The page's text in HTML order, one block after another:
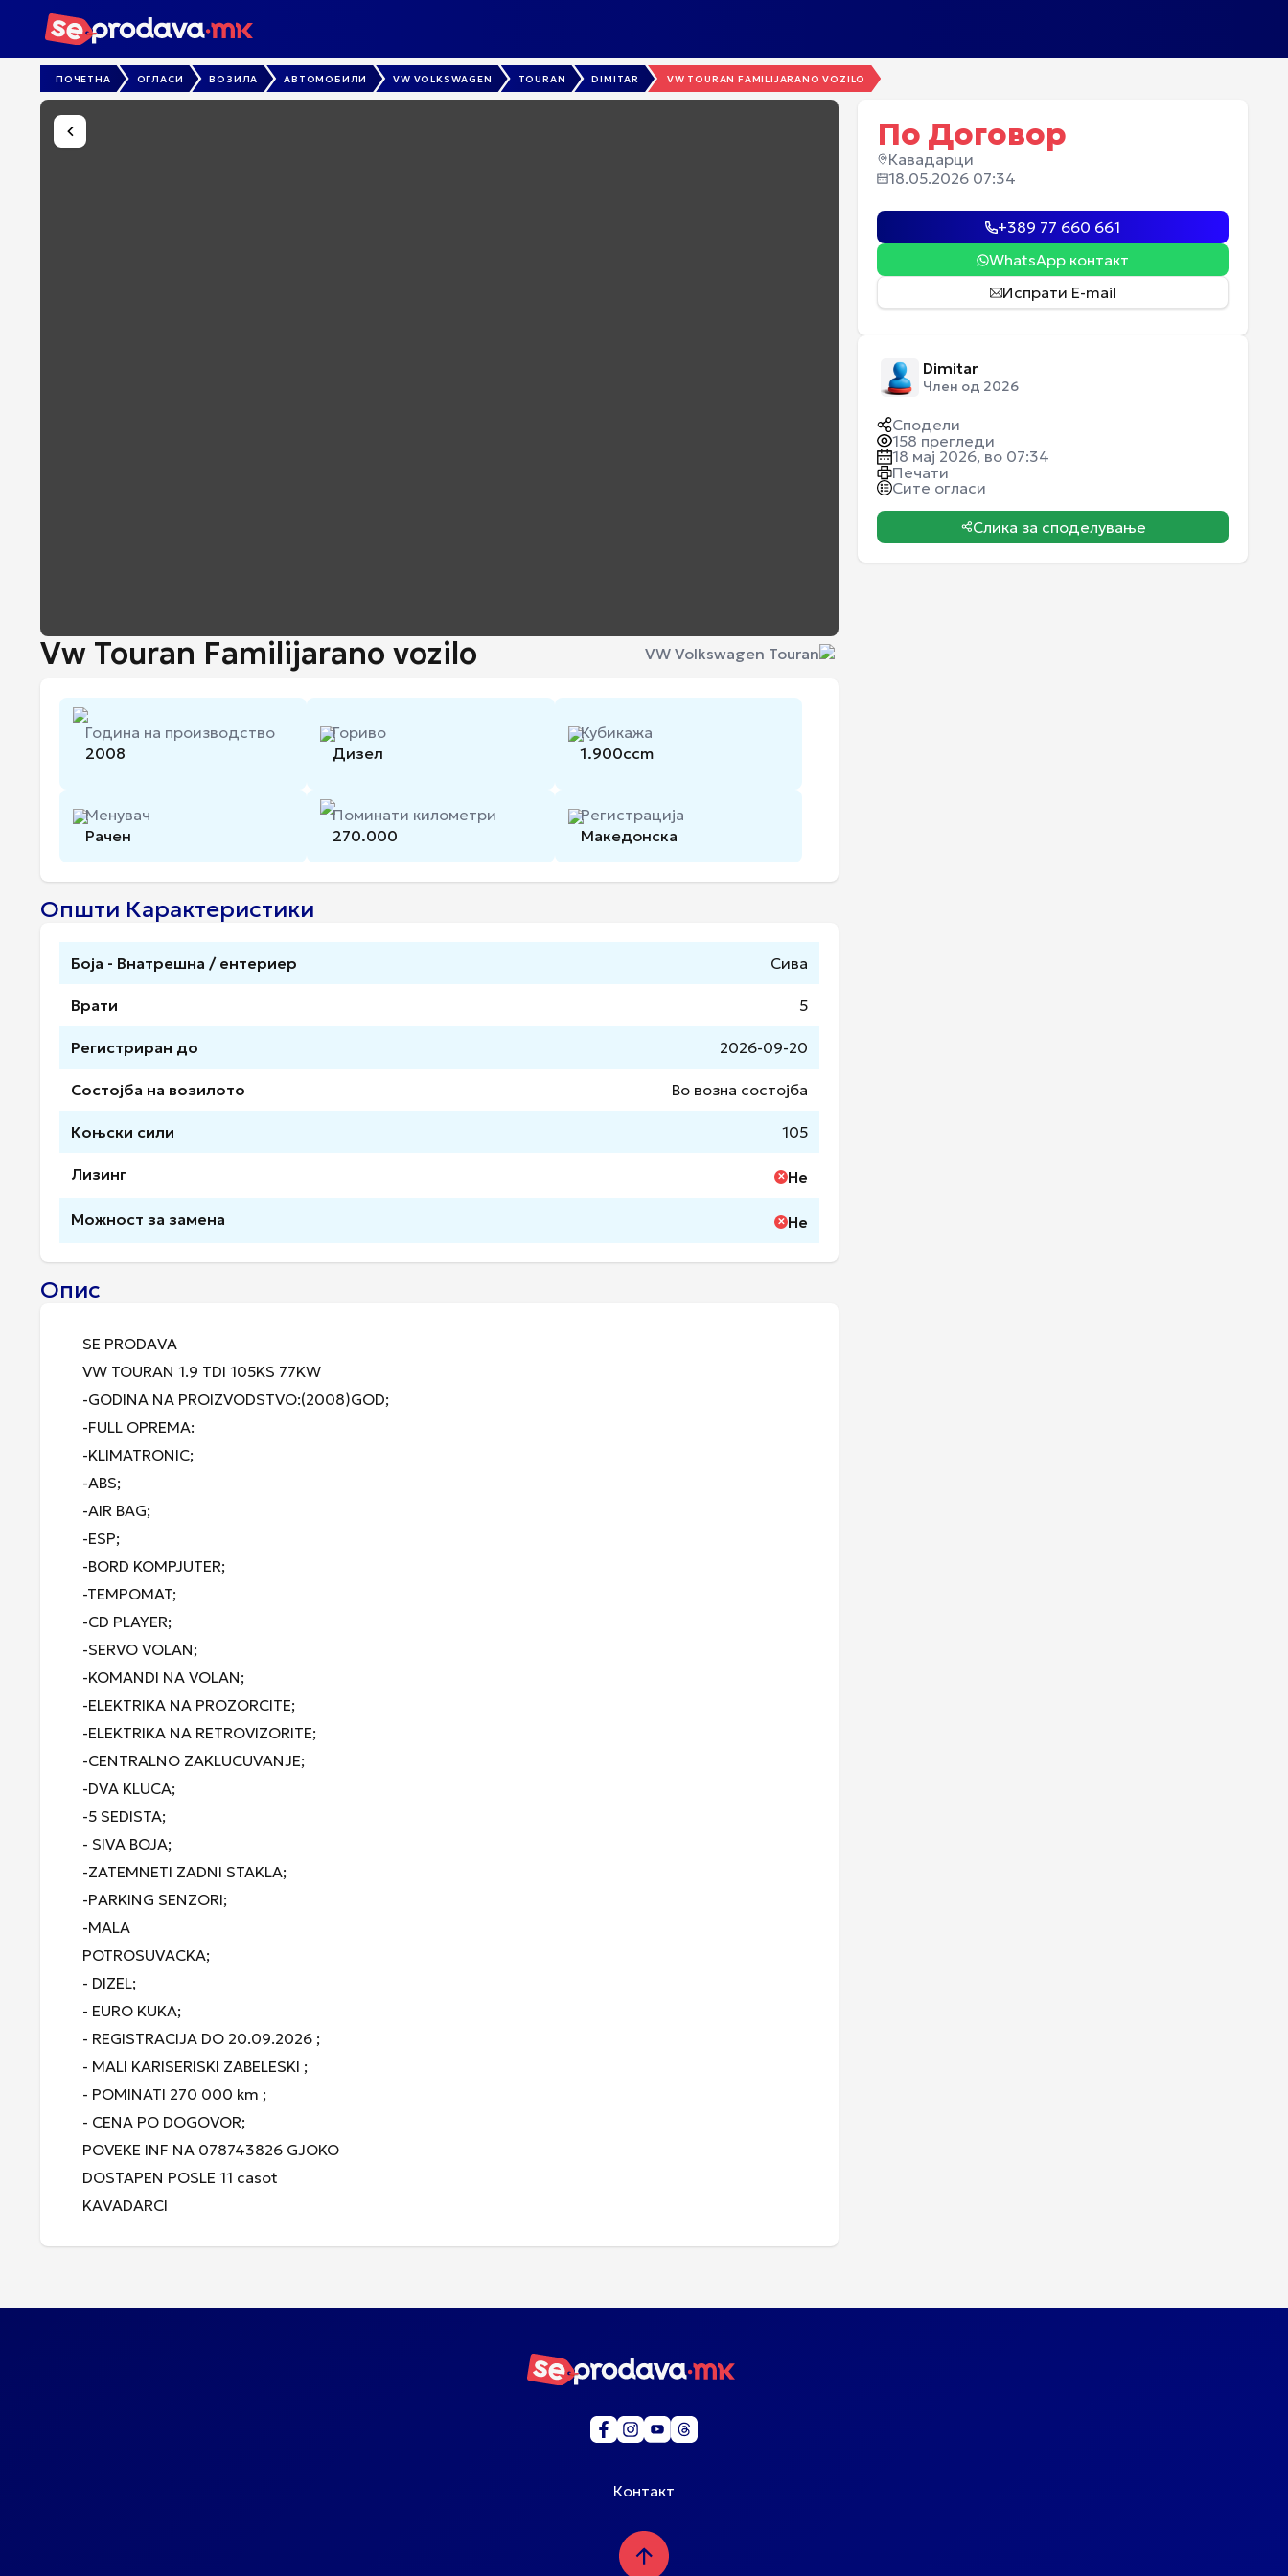
ПОЧЕТНА ОГЛАСИ ВОЗИЛА АВТОМОБИЛИ VW VOLKSWAGEN TOURAN DIMITAR VW TOURAN FAMILIJARANO VOZILO
Vw Touran Familijarano vozilo VW Volkswagen Touran
Година на производство
2008
Гориво
Дизел
Кубикажа
1.900ccm
Менувач
Рачен
Поминати километри
270.000
Регистрација
Македонска
Општи Карактеристики
Боја - Внатрешна / ентериер Сива
Врати 5
Регистриран до 2026-09-20
Состојба на возилото Во возна состојба
Коњски сили 105
Лизинг Не
Можност за замена Не
Опис
SE PRODAVA
VW TOURAN 1.9 TDI 105KS 77KW
-GODINA NA PROIZVODSTVO:(2008)GOD;
-FULL OPREMA:
-KLIMATRONIC;
-ABS;
-AIR BAG;
-ESP;
-BORD KOMPJUTER;
-TEMPOMAT;
-CD PLAYER;
-SERVO VOLAN;
-KOMANDI NA VOLAN;
-ELEKTRIKA NA PROZORCITE;
-ELEKTRIKA NA RETROVIZORITE;
-CENTRALNO ZAKLUCUVANJE;
-DVA KLUCA;
-5 SEDISTA;
- SIVA BOJA;
-ZATEMNETI ZADNI STAKLA;
-PARKING SENZORI;
-MALA
POTROSUVACKA;
- DIZEL;
- EURO KUKA;
- REGISTRACIJA DO 20.09.2026 ;
- MALI KARISERISKI ZABELESKI ;
- POMINATI 270 000 km ;
- CENA PO DOGOVOR;
POVEKE INF NA 078743826 GJOKO
DOSTAPEN POSLE 11 casot
KAVADARCI
По Договор
Кавадарци
18.05.2026 07:34
+389 77 660 661
WhatsApp контакт
Испрати E-mail
Dimitar
Член од 2026
Сподели
158 прегледи
18 мај 2026, во 07:34
Печати
Сите огласи
Слика за споделување
Контакт